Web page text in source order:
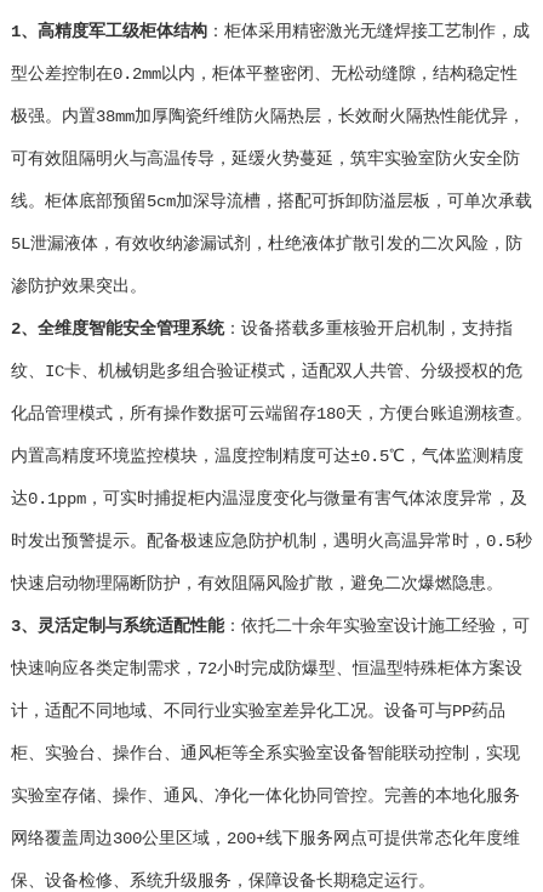
1、高精度军工级柜体结构：柜体采用精密激光无缝焊接工艺制作，成
型公差控制在0.2mm以内，柜体平整密闭、无松动缝隙，结构稳定性
极强。内置38mm加厚陶瓷纤维防火隔热层，长效耐火隔热性能优异，
可有效阻隔明火与高温传导，延缓火势蔓延，筑牢实验室防火安全防
线。柜体底部预留5cm加深导流槽，搭配可拆卸防溢层板，可单次承载
5L泄漏液体，有效收纳渗漏试剂，杜绝液体扩散引发的二次风险，防
渗防护效果突出。
2、全维度智能安全管理系统：设备搭载多重核验开启机制，支持指
纹、IC卡、机械钥匙多组合验证模式，适配双人共管、分级授权的危
化品管理模式，所有操作数据可云端留存180天，方便台账追溯核查。
内置高精度环境监控模块，温度控制精度可达±0.5℃，气体监测精度
达0.1ppm，可实时捕捉柜内温湿度变化与微量有害气体浓度异常，及
时发出预警提示。配备极速应急防护机制，遇明火高温异常时，0.5秒
快速启动物理隔断防护，有效阻隔风险扩散，避免二次爆燃隐患。
3、灵活定制与系统适配性能：依托二十余年实验室设计施工经验，可
快速响应各类定制需求，72小时完成防爆型、恒温型特殊柜体方案设
计，适配不同地域、不同行业实验室差异化工况。设备可与PP药品
柜、实验台、操作台、通风柜等全系实验室设备智能联动控制，实现
实验室存储、操作、通风、净化一体化协同管控。完善的本地化服务
网络覆盖周边300公里区域，200+线下服务网点可提供常态化年度维
保、设备检修、系统升级服务，保障设备长期稳定运行。